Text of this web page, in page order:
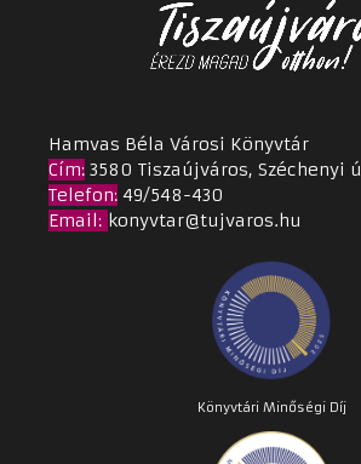
Hamvas Béla Városi Könyvtár
Cím: 3580 Tiszaújváros, Széchenyi
Telefon: 49/548-430
Email: konyvtar@tujvaros.hu
Könyvtári Minőségi Díj